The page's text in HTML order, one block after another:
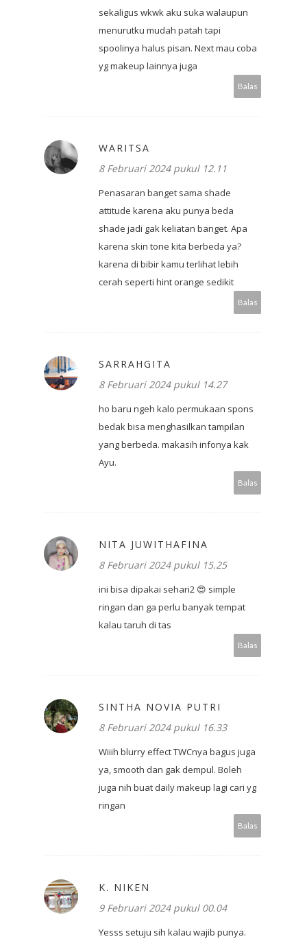
sekaligus wkwk aku suka walaupun
menurutku mudah patah tapi
spoolinya halus pisan. Next mau coba
yg makeup lainnya juga
Balas
WARITSA
8 Februari 2024 pukul 12.11
Penasaran banget sama shade
attitude karena aku punya beda
shade jadi gak keliatan banget. Apa
karena skin tone kita berbeda ya?
karena di bibir kamu terlihat lebih
cerah seperti hint orange sedikit
Balas
SARRAHGITA
8 Februari 2024 pukul 14.27
ho baru ngeh kalo permukaan spons
bedak bisa menghasilkan tampilan
yang berbeda. makasih infonya kak
Ayu.
Balas
NITA JUWITHAFINA
8 Februari 2024 pukul 15.25
ini bisa dipakai sehari2 😍 simple
ringan dan ga perlu banyak tempat
kalau taruh di tas
Balas
SINTHA NOVIA PUTRI
8 Februari 2024 pukul 16.33
Wiiih blurry effect TWCnya bagus juga
ya, smooth dan gak dempul. Boleh
juga nih buat daily makeup lagi cari yg
ringan
Balas
K. NIKEN
9 Februari 2024 pukul 00.04
Yesss setuju sih kalau wajib punya.